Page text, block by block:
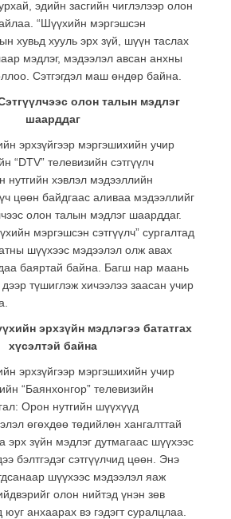
эдийн засгийн чиглэлээр олон
“Шүүхийн мэргэшсэн
хувьд хууль эрх зүй, шүүн таслах
мэдлэг, мэдээлэл авсан анхны
Сэтгэгдэл маш өндөр байна.
олон талын мэдлэг
шаарддаг
эрхзүйгээр мэргэшихийн учир
“DTV” телевизийн сэтгүүлч
хэвлэл мэдээллийн
цөөн байдгаас аливаа мэдээллийг
олон талын мэдлэг шаарддаг.
мэргэшсэн сэтгүүлч” сургалтад
шүүхээс мэдээлэл олж авах
баяртай байна. Багш нар маань
түшиглэж хичээлээ заасан учир
эрхзүйн мэдлэгээ бататгах
хүсэлтэй байна
эрхзүйгээр мэргэшихийн учир
“Баянхонгор” телевизийн
Орон нутгийн шүүхүүд
өгөхдөө төдийлөн хангалттай
эрх зүйн мэдлэг дутмагаас шүүхээс
бэлтгэдэг сэтгүүлчид цөөн. Энэ
шүүхээс мэдээлэл яаж
олон нийтэд үнэн зөв
юуг анхаарах вэ гэдэгт суралцлаа.